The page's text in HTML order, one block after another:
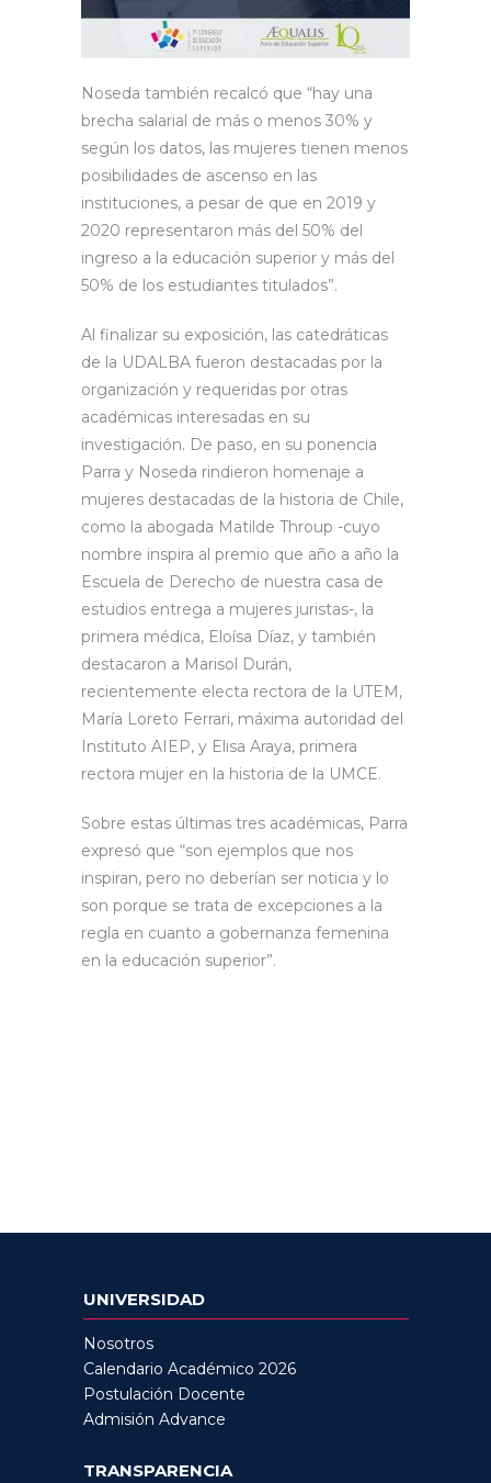
Noseda también recalcó que “hay una
brecha salarial de más o menos 30% y
según los datos, las mujeres tienen menos
posibilidades de ascenso en las
instituciones, a pesar de que en 2019 y
2020 representaron más del 50% del
ingreso a la educación superior y más del
50% de los estudiantes titulados”.
Al finalizar su exposición, las catedráticas
de la UDALBA fueron destacadas por la
organización y requeridas por otras
académicas interesadas en su
investigación. De paso, en su ponencia
Parra y Noseda rindieron homenaje a
mujeres destacadas de la historia de Chile,
como la abogada Matilde Throup -cuyo
nombre inspira al premio que año a año la
Escuela de Derecho de nuestra casa de
estudios entrega a mujeres juristas-, la
primera médica, Eloísa Díaz, y también
destacaron a Marisol Durán,
recientemente electa rectora de la UTEM,
María Loreto Ferrari, máxima autoridad del
Instituto AIEP, y Elisa Araya, primera
rectora mujer en la historia de la UMCE.
Sobre estas últimas tres académicas, Parra
expresó que “son ejemplos que nos
inspiran, pero no deberían ser noticia y lo
son porque se trata de excepciones a la
regla en cuanto a gobernanza femenina
en la educación superior”.
UNIVERSIDAD
Nosotros
Calendario Académico 2026
Postulación Docente
Admisión Advance
TRANSPARENCIA